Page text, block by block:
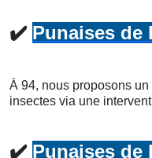
✔️ Punaises
À 94, nous proposons
insectes via une
✔️ Punaises de